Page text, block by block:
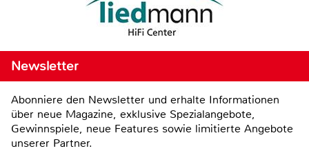
Newsletter
Abonniere den Newsletter und erhalte Informationen
über neue Magazine, exklusive Spezialangebote,
Gewinnspiele, neue Features sowie limitierte Angebote
unserer Partner.